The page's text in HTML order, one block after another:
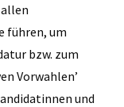
führen, um
bzw. zum
Vorwahlen’
und